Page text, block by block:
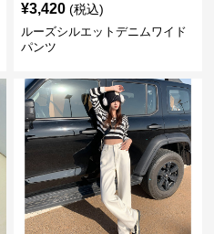
¥3,420 (税込)
ルーズシルエットデニムワイド
パンツ